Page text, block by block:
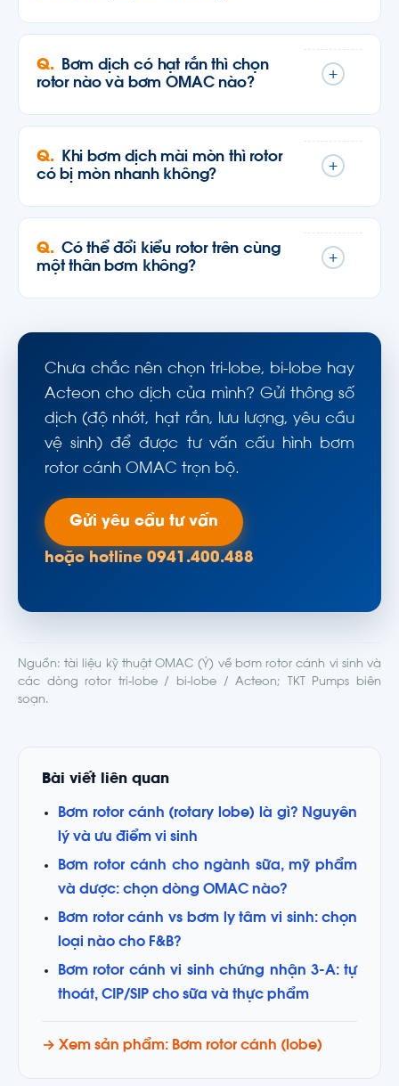
Bơm dịch có hạt rắn thì chọn
rotor nào và bơm OMAC nào?
+
Khi bơm dịch mài mòn thì rotor
có bị mòn nhanh không?
+
Có thể đổi kiểu rotor trên cùng
một thân bơm không?
+
Chưa chắc nên chọn tri-lobe, bi-lobe hay
Acteon cho dịch của mình? Gửi thông số
dịch (độ nhớt, hạt rắn, lưu lượng, yêu cầu
vệ sinh) để được tư vấn cấu hình bơm
rotor cánh OMAC trọn bộ.
Gửi yêu cầu tư vấn
hoặc hotline 0941.400.488
Nguồn: tài liệu kỹ thuật OMAC (Ý) về bơm rotor cánh vi sinh và
các dòng rotor tri-lobe / bi-lobe / Acteon; TKT Pumps biên
soạn.
Bài viết liên quan
Bơm rotor cánh (rotary lobe) là gì? Nguyên
lý và ưu điểm vi sinh
Bơm rotor cánh cho ngành sữa, mỹ phẩm
và dược: chọn dòng OMAC nào?
Bơm rotor cánh vs bơm ly tâm vi sinh: chọn
loại nào cho F&B?
Bơm rotor cánh vi sinh chứng nhận 3-A: tự
thoát, CIP/SIP cho sữa và thực phẩm
→ Xem sản phẩm: Bơm rotor cánh (lobe)